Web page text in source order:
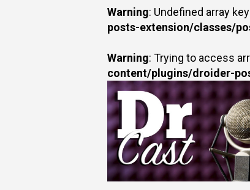
Warning: Undefined array
posts-extension/classes/
Warning: Trying to access
content/plugins/droider-